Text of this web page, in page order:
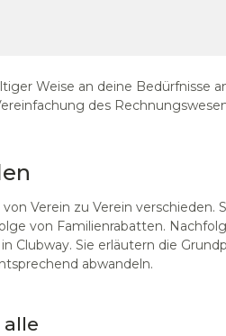
Weise an deine Bedürfnisse
des
Verein zu Verein verschieden.
von Familienrabatten.
Clubway. Sie erläutern die
abwandeln.